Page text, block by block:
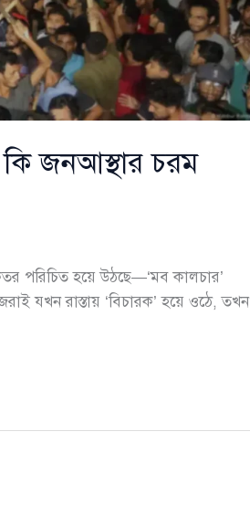
কি জনআস্থার চরম
পরিচিত হয়ে উঠছে—‘মব কালচার’
যখন রাস্তায় ‘বিচারক’ হয়ে ওঠে, তখন